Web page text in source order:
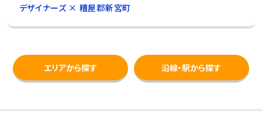
デザイナーズ × 糟屋郡新宮町
エリアから探す 沿線・駅から探す